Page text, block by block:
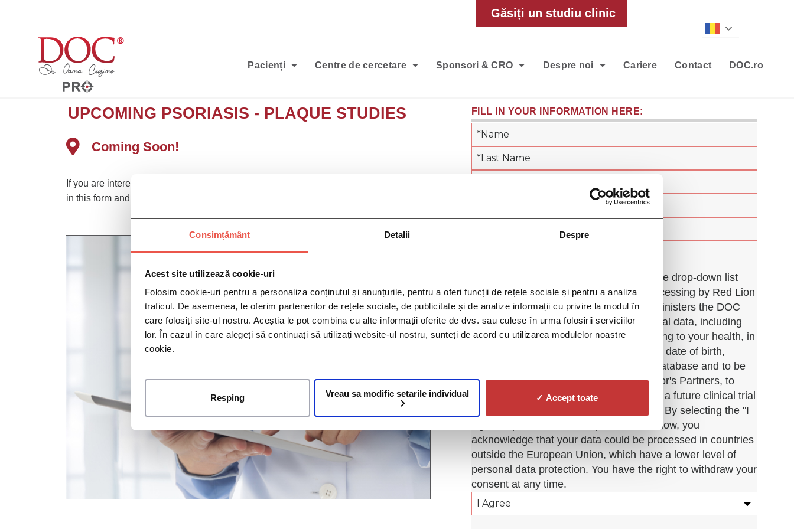
Consimțământ Detalii Despre
Acest site utilizează cookie-uri
Folosim cookie-uri pentru a personaliza conținutul și anunțurile, pentru a oferi funcții de rețele sociale și pentru a analiza
traficul. De asemenea, le oferim partenerilor de rețele sociale, de publicitate și de analize informații cu privire la modul în
care folosiți site-ul nostru. Aceștia le pot combina cu alte informații oferite de dvs. sau culese în urma folosirii serviciilor
lor. În cazul în care alegeți să continuați să utilizați website-ul nostru, sunteți de acord cu utilizarea modulelor noastre
cookie.
Resping Vreau sa modific setarile individual ✓ Accept toate
Găsiți un studiu clinic
Pacienți Centre de cercetare Sponsori & CRO Despre noi Cariere Contact DOC.ro
UPCOMING PSORIASIS - PLAQUE STUDIES
Coming Soon!
If you are interested in more information on Future Psoriasis – Plaque Clinical Trials, please fill
in this form and you will be among the first to find out when such studies become available
FILL IN YOUR INFORMATION HERE:
*Gender:
*By selecting the "I Agree" option from the drop-down list
below, you give your consent for the processing by Red Lion
SRL ("Operator"), the company that administers the DOC
and DOC PRO platforms, of your personal data, including
special categories of personal data relating to your health, in
particular your name and contact details, date of birth,
gender, in order to be registered in the database and to be
contacted by the Operator or the Operator's Partners, to
evaluate your eligibility as a candidate in a future clinical trial
in the therapeutic area of interest to you. By selecting the "I
Agree" option from the drop-down list below, you
acknowledge that your data could be processed in countries
outside the European Union, which have a lower level of
personal data protection. You have the right to withdraw your
consent at any time.
Romanian